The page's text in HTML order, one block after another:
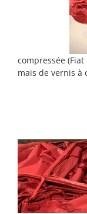
compressée
mais de vernis à